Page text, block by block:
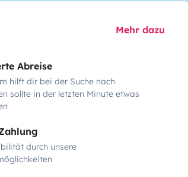
Mehr dazu
Abreise
hilft dir bei der Suche nach
sollte in der letzten Minute etwas
durch unsere